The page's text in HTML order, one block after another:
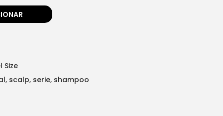
Size
, scalp, serie, shampoo